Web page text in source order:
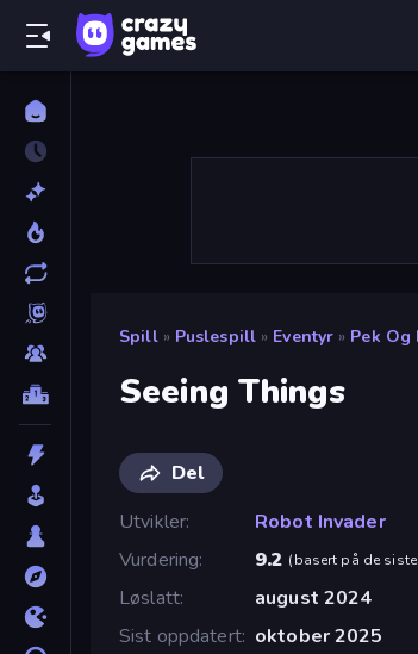
Spill » Puslespill » Eventyr » Pek Og
Seeing Things
Del
Utvikler
Robot Invader
Vurdering
9.2 (basert på de
Løslatt
august 2024
Sist oppdatert oktober 2025